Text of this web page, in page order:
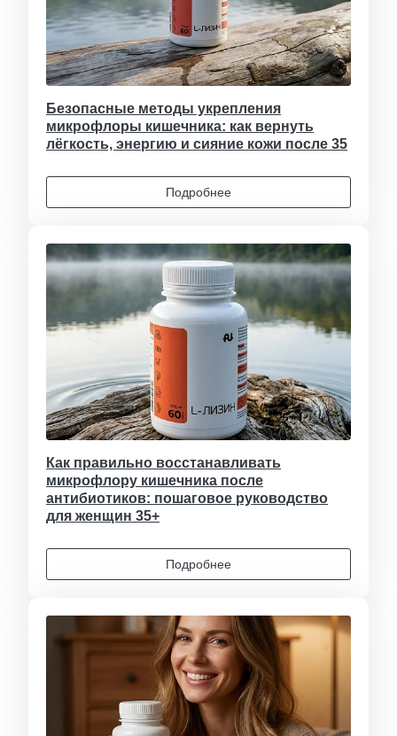
Безопасные методы укрепления
микрофлоры кишечника: как вернуть
лёгкость, энергию и сияние кожи после 35
Подробнее
Как правильно восстанавливать
микрофлору кишечника после
антибиотиков: пошаговое руководство
для женщин 35+
Подробнее